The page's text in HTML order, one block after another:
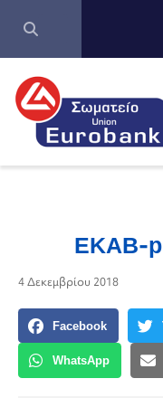
EKAB-
4 Δεκεμβρίου 2018
Facebook
WhatsApp